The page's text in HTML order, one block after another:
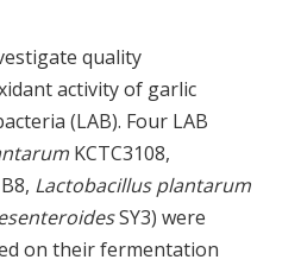
quality
activity of garlic
(LAB). Four LAB
KCTC3108,
B8, Lactobacillus plantarum
SY3) were
on their fermentation